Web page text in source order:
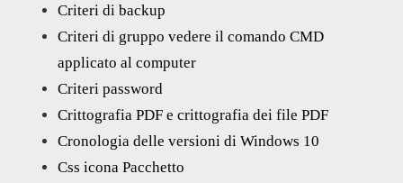
Criteri di backup
Criteri di gruppo vedere il comando CMD
applicato al computer
Criteri password
Crittografia PDF e crittografia dei file PDF
Cronologia delle versioni di Windows 10
Css icona Pacchetto